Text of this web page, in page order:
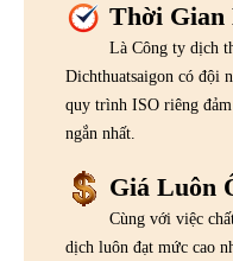
Thời Gian
Là Công ty dịch
Dichthuatsaigon có đội
quy trình ISO riêng
ngắn nhất.
Giá Luôn
Cùng với việc
dịch luôn đạt mức cao